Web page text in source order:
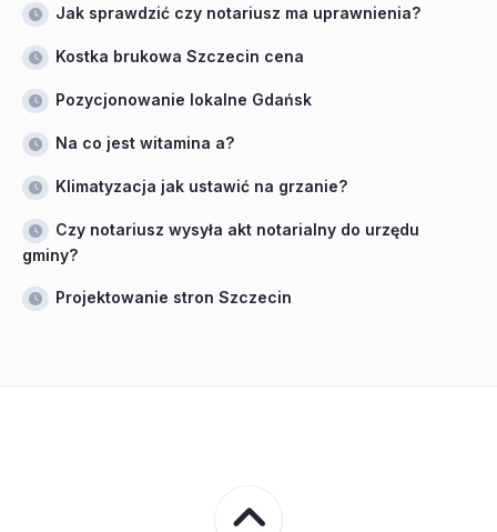
Jak sprawdzić czy notariusz ma uprawnienia?
Kostka brukowa Szczecin cena
Pozycjonowanie lokalne Gdańsk
Na co jest witamina a?
Klimatyzacja jak ustawić na grzanie?
Czy notariusz wysyła akt notarialny do urzędu
gminy?
Projektowanie stron Szczecin